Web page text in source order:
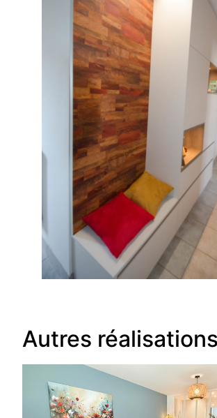
Autres réalisations